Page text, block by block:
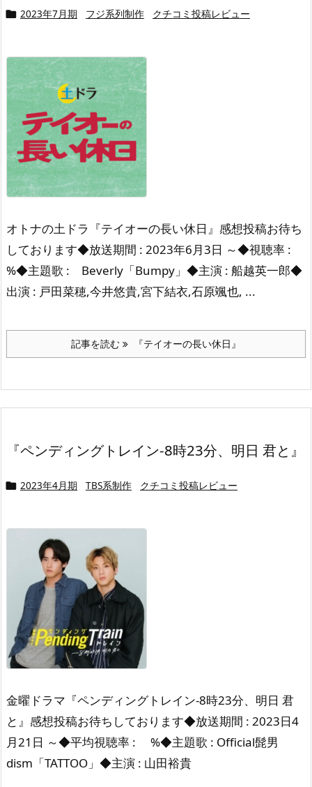
 2023年7月期 フジ系列制作 クチコミ投稿レビュー
オトナの土ドラ『テイオーの長い休日』感想投稿お待ち
しております◆放送期間 : 2023年6月3日 ～◆視聴率 :
%◆主題歌 : Beverly「Bumpy」◆主演 : 船越英一郎◆
出演 : 戸田菜穂,今井悠貴,宮下結衣,石原颯也, ...
記事を読む 『テイオーの長い休日』
『ペンディングトレイン-8時23分、明日 君と』
 2023年4月期 TBS系制作 クチコミ投稿レビュー
金曜ドラマ『ペンディングトレイン-8時23分、明日 君
と』感想投稿お待ちしております◆放送期間 : 2023日4
月21日 ～◆平均視聴率 : %◆主題歌 : Official髭男
dism「TATTOO」◆主演 : 山田裕貴